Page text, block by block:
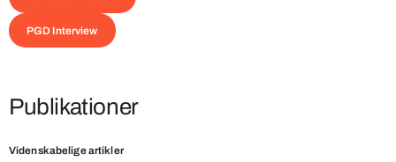
PGD Interview
Publikationer
Videnskabelige artikler